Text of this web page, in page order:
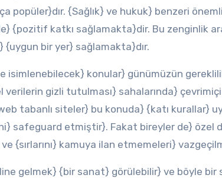
popüler}dır. {Sağlık} ve hukuk} benzeri
{pozitif katkı sağlamakta}dir. Bu zenginlik
{uygun bir yer} sağlamakta}dır.
isimlenebilecek} konular} günümüzün
verilerin gizli tutulması} sahalarında}
tabanlı siteler} bu konuda} {katı kurallar}
safeguard etmiştir}. Fakat bireyler de} özel
{sırlarını} kamuya ilan etmemeleri}
gelmek} {bir sanat} görülebilir} ve böyle